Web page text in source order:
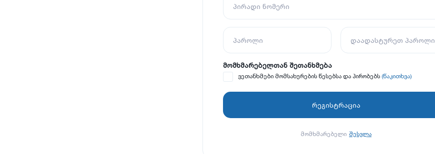
პირადი ნომერი
პაროლი დაადასტურეთ პაროლი
მომხმარებელთან შეთანხმება
ვეთანხმები მომსახურების წესებსა და პირობებს (წაკითხვა)
მომხმარებელი შესვლა